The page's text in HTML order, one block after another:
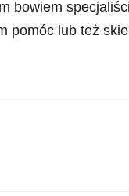
bowiem
pomóc lub też